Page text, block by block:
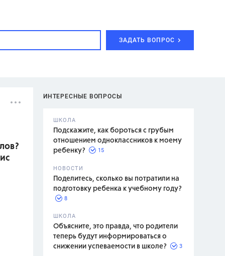
ЗАДАТЬ ВОПРОС
ИНТЕРЕСНЫЕ ВОПРОСЫ
ШКОЛА
Подскажите, как бороться с грубым
отношением одноклассников к моему
ребенку?
15
НОВОСТИ
Поделитесь, сколько вы потратили на
подготовку ребенка к учебному году?
8
ШКОЛА
Объясните, это правда, что родители
теперь будут информироваться о
снижении успеваемости в школе?
3